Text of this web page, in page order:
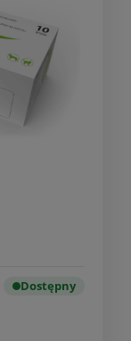
Dostępny